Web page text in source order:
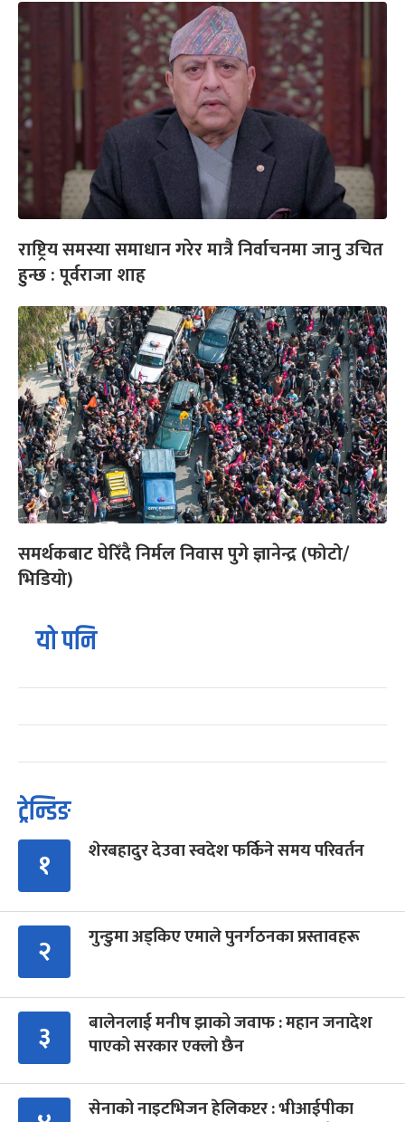
राष्ट्रिय समस्या समाधान गरेर मात्रै निर्वाचनमा जानु उचित
हुन्छ : पूर्वराजा शाह
समर्थकबाट घेरिँदै निर्मल निवास पुगे ज्ञानेन्द्र (फोटो/
भिडियो)
यो पनि
ट्रेन्डिङ
१ शेरबहादुर देउवा स्वदेश फर्किने समय परिवर्तन
२ गुन्डुमा अड्किए एमाले पुनर्गठनका प्रस्तावहरू
३
बालेनलाई मनीष झाको जवाफ : महान जनादेश
पाएको सरकार एक्लो छैन
सेनाको नाइटभिजन हेलिकप्टर : भीआईपीका